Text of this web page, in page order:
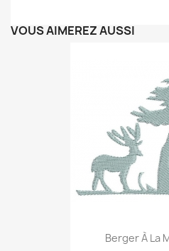
VOUS AIMEREZ AUSSI
Berger À La